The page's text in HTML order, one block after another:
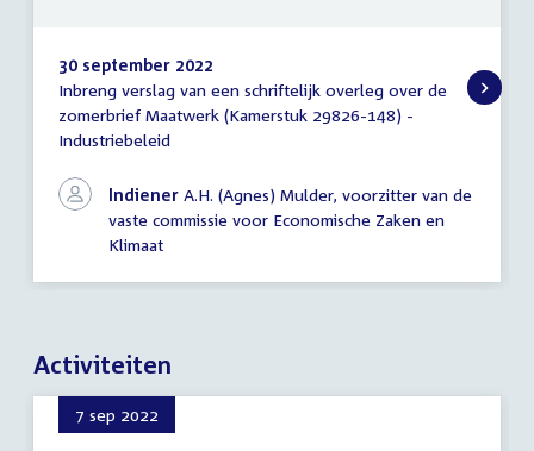
Inbreng
verslag
schriftelijk
30 september 2022
Inbreng verslag van een schriftelijk overleg over de
zomerbrief Maatwerk (Kamerstuk 29826-148) -
Industriebeleid
Indiener A.H. (Agnes) Mulder, voorzitter van de
vaste commissie voor Economische Zaken en
Klimaat
Activiteiten
7 sep 2022